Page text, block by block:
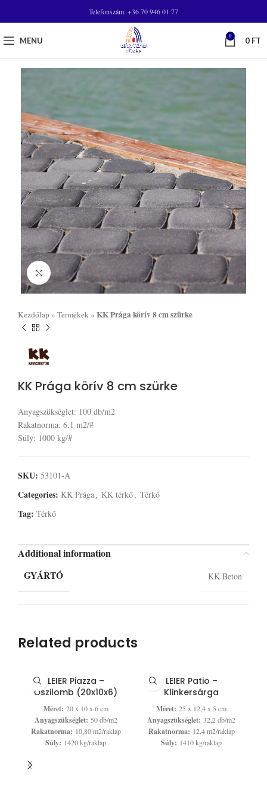
Telefonszám: +36 70 946 01 77
MENU 0 0 FT
Click to enlarge
Kezdőlap » Termékek » KK Prága körív 8 cm szürke
KK Prága körív 8 cm szürke
Anyagszükséglet: 100 db/m2
Rakatnorma: 6,1 m2/#
Súly: 1000 kg/#
SKU: 53101-A
Categories: KK Prága, KK térkő, Térkő
Tag: Térkő
Additional information
GYÁRTÓ KK Beton
Related products
LEIER Piazza –
Őszilomb (20x10x6)
Méret: 20 x 10 x 6 cm
Anyagszükséglet: 50 db/m2
Rakatnorma: 10,80 m2/raklap
Súly: 1420 kg/raklap
LEIER Patio –
Klinkersárga
Méret: 25 x 12,4 x 5 cm
Anyagszükséglet: 32,2 db/m2
Rakatnorma: 12,4 m2/raklap
Súly: 1410 kg/raklap